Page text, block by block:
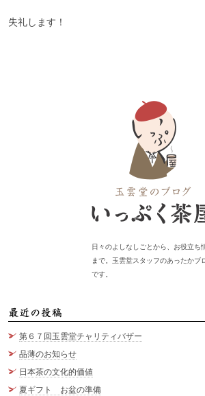
失礼します！
日々のよしなしごとから、お役立ち
まで。玉雲堂スタッフのあったかブ
です。
第６７回玉雲堂チャリティバザー
品薄のお知らせ
日本茶の文化的価値
夏ギフト お盆の準備